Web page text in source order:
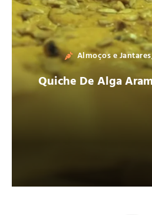
Almoços e Jantares
Quiche De Alga